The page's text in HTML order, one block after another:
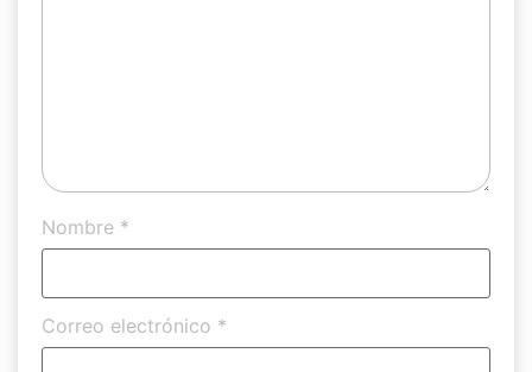
Nombre *
Correo electrónico *